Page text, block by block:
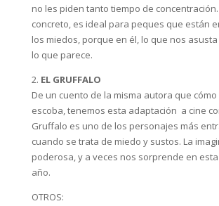
no les piden tanto tiempo de
concreto, es ideal para peques que están
los miedos, porque en él, lo que nos
lo que parece.
2. EL GRUFFALO
De un cuento de la misma autora que cómo
escoba, tenemos esta adaptación a cine
Gruffalo es uno de los personajes más
cuando se trata de miedo y sustos. La
poderosa, y a veces nos sorprende en
año.
OTROS: